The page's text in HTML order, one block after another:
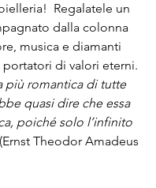
Regalatele un
dalla colonna
musica e diamanti
di valori eterni.
più romantica di tutte
quasi dire che essa
poiché solo l’infinito
(Ernst Theodor Amadeus